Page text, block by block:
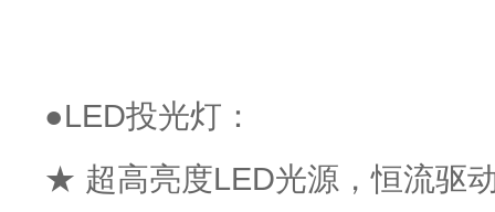
●LED投光灯：
★ 超高亮度LED光源，恒流驱